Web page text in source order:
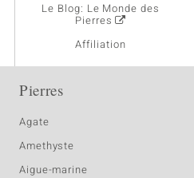
Le Blog: Le Monde des
Pierres
Affiliation
Pierres
Agate
Amethyste
Aigue-marine